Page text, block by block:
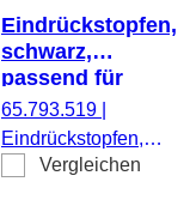
Eindrückstopfen,
schwarz,
passend für
Röhren Ø 16-17
mm
65.793.519
Eindrückstopfen,
schwarz, passend
Vergleichen